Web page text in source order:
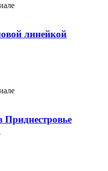
линейкой
Приднестровье